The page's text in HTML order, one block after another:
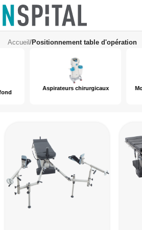
Positionnement table
Accueil /Positionnement table d'opération
Aspirateurs chirurgicaux
Mobilier